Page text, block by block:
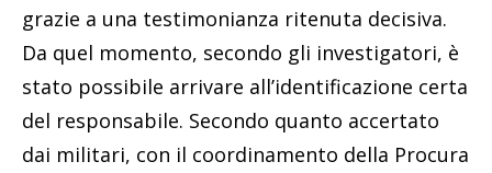
grazie a una testimonianza ritenuta decisiva.
Da quel momento, secondo gli investigatori, è
stato possibile arrivare all’identificazione certa
del responsabile. Secondo quanto accertato
dai militari, con il coordinamento della Procura